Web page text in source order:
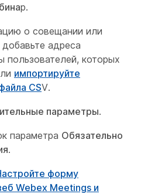
р.
о совещании или
адреса
пользователей, которых
импортируйте
CSV.
параметры.
параметра Обязательно
.
форму
Webex Meetings и